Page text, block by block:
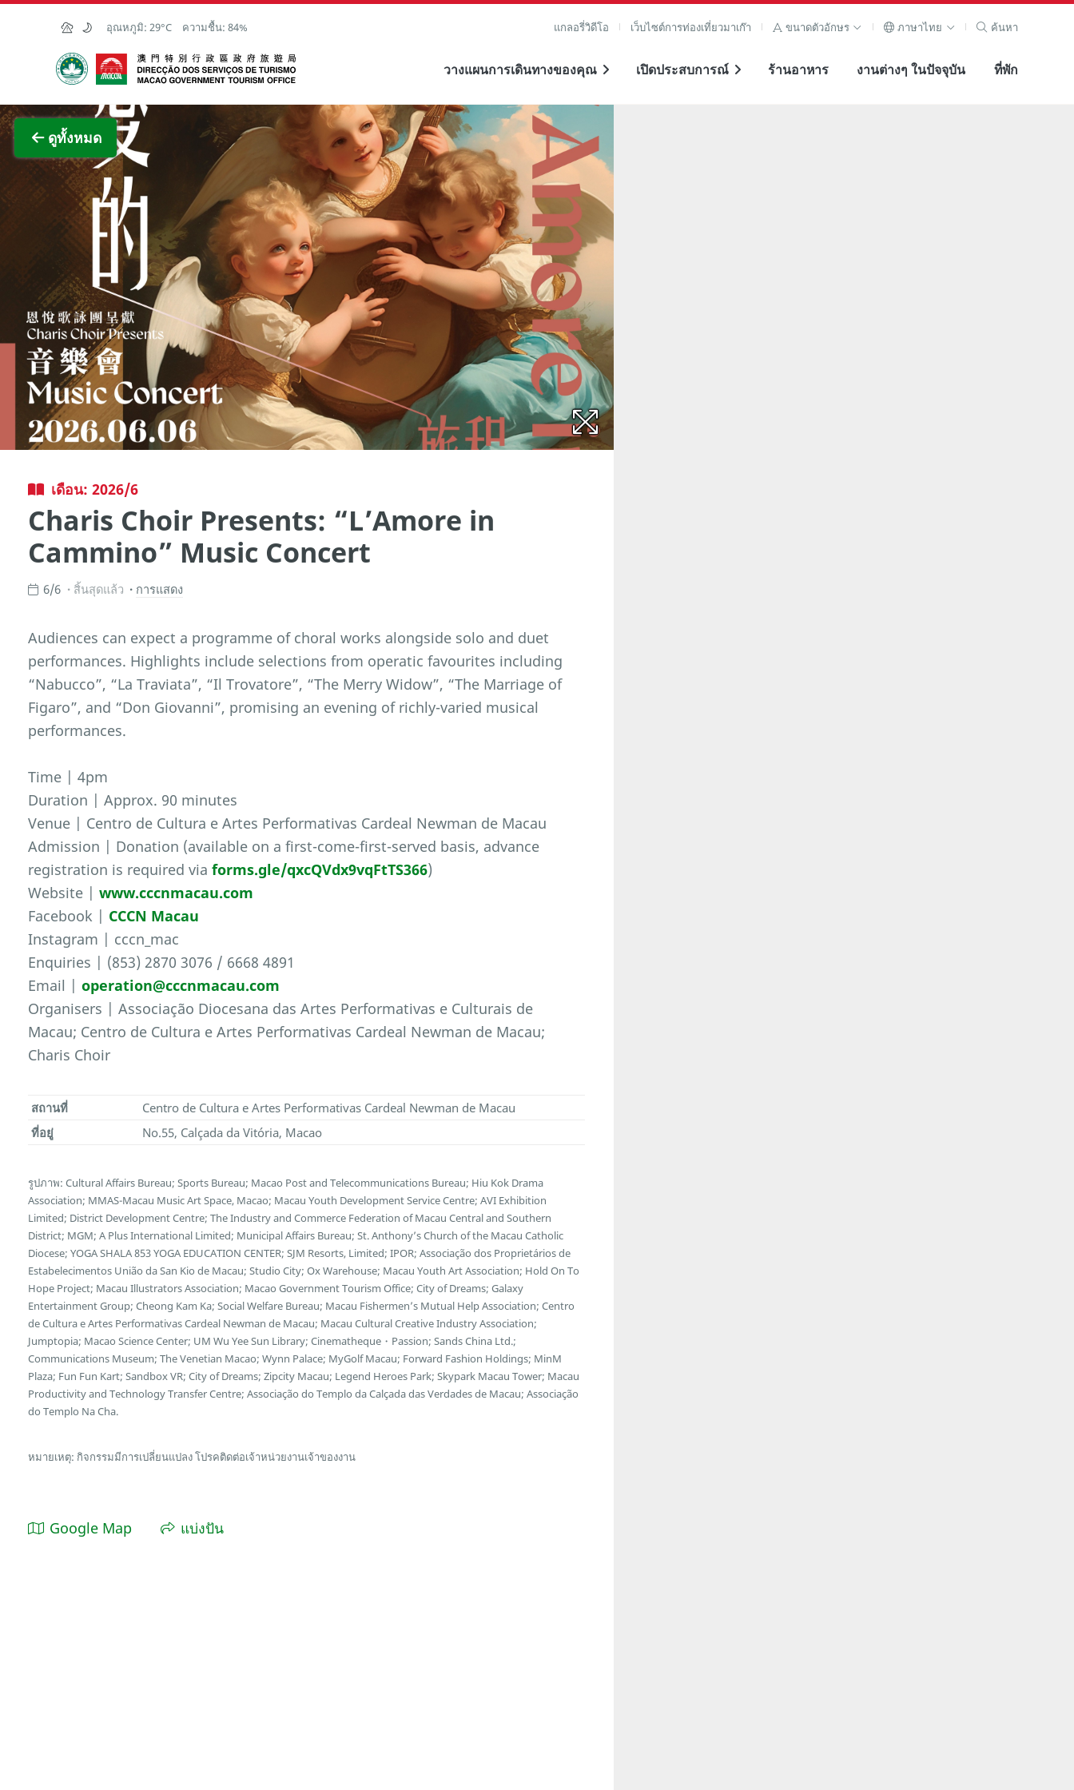
Skip to Main Content
อุณหภูมิ: 29°C ความชื้น: 84% แกลอรี่วิดีโอ เว็บไซต์การท่องเที่ยวมาเก๊า ขนาดตัวอักษร ภาษาไทย ค้นหา
สำนักงานการท่องเที่ยวของรัฐบาลมาเก๊า
วางแผนการเดินทางของคุณ เปิดประสบการณ์ ร้านอาหาร งานต่างๆ ในปัจจุบัน ที่พัก
ดูทั้งหมด
ภาพขยาย
เดือน: 2026/6
Charis Choir Presents: “L’Amore in
Cammino” Music Concert
6/6 สิ้นสุดแล้ว การแสดง
Audiences can expect a programme of choral works alongside solo and duet
performances. Highlights include selections from operatic favourites including
“Nabucco”, “La Traviata”, “Il Trovatore”, “The Merry Widow”, “The Marriage of
Figaro”, and “Don Giovanni”, promising an evening of richly-varied musical
performances.
Time | 4pm
Duration | Approx. 90 minutes
Venue | Centro de Cultura e Artes Performativas Cardeal Newman de Macau
Admission | Donation (available on a first-come-first-served basis, advance
registration is required viaforms.gle/qxcQVdx9vqFtTS366)
Website |www.cccnmacau.com
Facebook | CCCN Macau
Instagram | cccn_mac
Enquiries | (853) 2870 3076 / 6668 4891
Email |operation@cccnmacau.com
Organisers | Associação Diocesana das Artes Performativas e Culturais de
Macau; Centro de Cultura e Artes Performativas Cardeal Newman de Macau;
Charis Choir
สถานที่
Centro de Cultura e Artes Performativas Cardeal Newman de Macau
ที่อยู่
No.55, Calçada da Vitória, Macao
รูปภาพ: Cultural Affairs Bureau; Sports Bureau; Macao Post and Telecommunications Bureau; Hiu Kok Drama
Association; MMAS-Macau Music Art Space, Macao; Macau Youth Development Service Centre; AVI Exhibition
Limited; District Development Centre; The Industry and Commerce Federation of Macau Central and Southern
District; MGM; A Plus International Limited; Municipal Affairs Bureau; St. Anthony’s Church of the Macau Catholic
Diocese; YOGA SHALA 853 YOGA EDUCATION CENTER; SJM Resorts, Limited; IPOR; Associação dos Proprietários de
Estabelecimentos União da San Kio de Macau; Studio City; Ox Warehouse; Macau Youth Art Association; Hold On To
Hope Project; Macau Illustrators Association; Macao Government Tourism Office; City of Dreams; Galaxy
Entertainment Group; Cheong Kam Ka; Social Welfare Bureau; Macau Fishermen’s Mutual Help Association; Centro
de Cultura e Artes Performativas Cardeal Newman de Macau; Macau Cultural Creative Industry Association;
Jumptopia; Macao Science Center; UM Wu Yee Sun Library; Cinematheque・Passion; Sands China Ltd.;
Communications Museum; The Venetian Macao; Wynn Palace; MyGolf Macau; Forward Fashion Holdings; MinM
Plaza; Fun Fun Kart; Sandbox VR; City of Dreams; Zipcity Macau; Legend Heroes Park; Skypark Macau Tower; Macau
Productivity and Technology Transfer Centre; Associação do Templo da Calçada das Verdades de Macau; Associação
do Templo Na Cha.
หมายเหตุ: กิจกรรมมีการเปลี่ยนแปลง โปรคติดต่อเจ้าหน่วยงานเจ้าของงาน
Google Map แบ่งปัน